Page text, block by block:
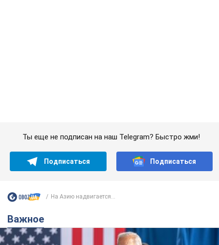
назвала первый симптом, который
сигнализировал о его "агрессивном" раке
Сначала врачи не обратили на это должного внимания
6.08.2026 12:46